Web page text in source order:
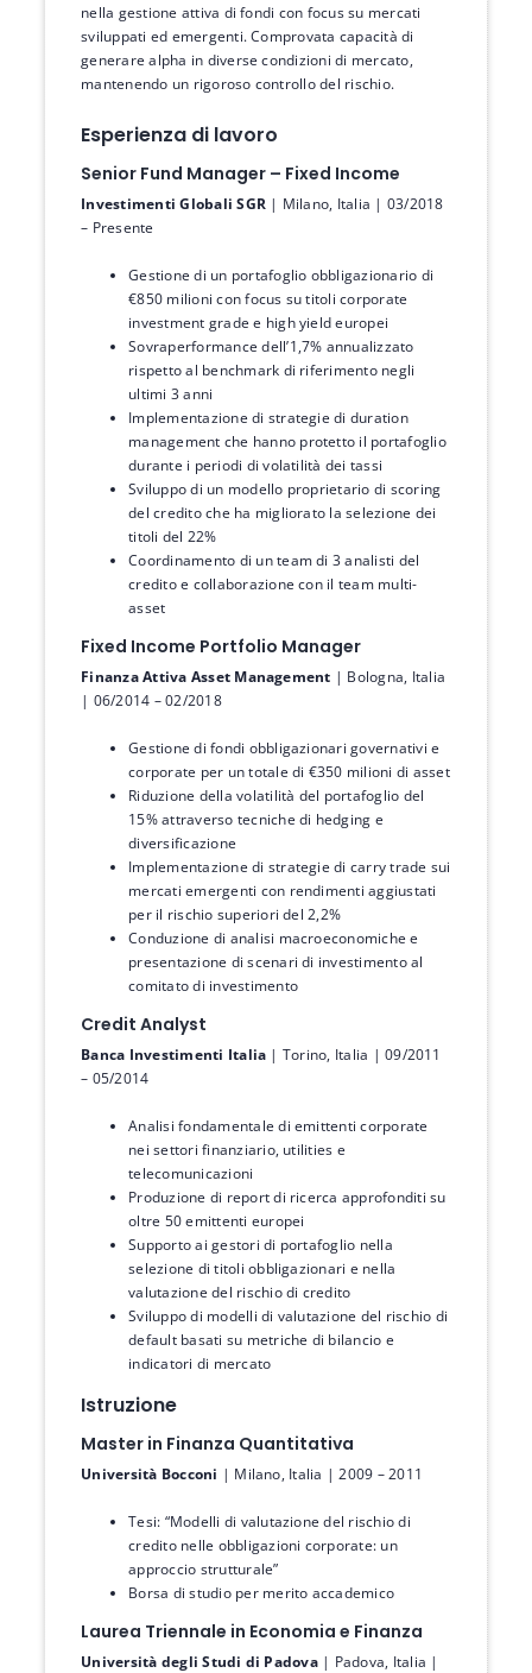
nella gestione attiva di fondi con focus su mercati
sviluppati ed emergenti. Comprovata capacità di
generare alpha in diverse condizioni di mercato,
mantenendo un rigoroso controllo del rischio.
Esperienza di lavoro
Senior Fund Manager – Fixed Income
Investimenti Globali SGR | Milano, Italia | 03/2018
– Presente
Gestione di un portafoglio obbligazionario di
€850 milioni con focus su titoli corporate
investment grade e high yield europei
Sovraperformance dell’1,7% annualizzato
rispetto al benchmark di riferimento negli
ultimi 3 anni
Implementazione di strategie di duration
management che hanno protetto il portafoglio
durante i periodi di volatilità dei tassi
Sviluppo di un modello proprietario di scoring
del credito che ha migliorato la selezione dei
titoli del 22%
Coordinamento di un team di 3 analisti del
credito e collaborazione con il team multi-
asset
Fixed Income Portfolio Manager
Finanza Attiva Asset Management | Bologna, Italia
| 06/2014 – 02/2018
Gestione di fondi obbligazionari governativi e
corporate per un totale di €350 milioni di asset
Riduzione della volatilità del portafoglio del
15% attraverso tecniche di hedging e
diversificazione
Implementazione di strategie di carry trade sui
mercati emergenti con rendimenti aggiustati
per il rischio superiori del 2,2%
Conduzione di analisi macroeconomiche e
presentazione di scenari di investimento al
comitato di investimento
Credit Analyst
Banca Investimenti Italia | Torino, Italia | 09/2011
– 05/2014
Analisi fondamentale di emittenti corporate
nei settori finanziario, utilities e
telecomunicazioni
Produzione di report di ricerca approfonditi su
oltre 50 emittenti europei
Supporto ai gestori di portafoglio nella
selezione di titoli obbligazionari e nella
valutazione del rischio di credito
Sviluppo di modelli di valutazione del rischio di
default basati su metriche di bilancio e
indicatori di mercato
Istruzione
Master in Finanza Quantitativa
Università Bocconi | Milano, Italia | 2009 – 2011
Tesi: “Modelli di valutazione del rischio di
credito nelle obbligazioni corporate: un
approccio strutturale”
Borsa di studio per merito accademico
Laurea Triennale in Economia e Finanza
Università degli Studi di Padova| Padova, Italia |